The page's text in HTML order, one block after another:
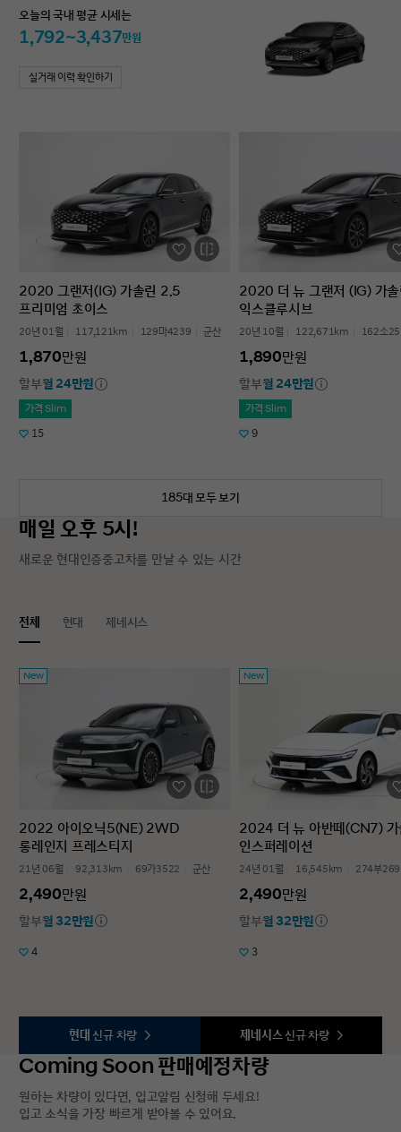
오늘의 국내 평균 시세는
1,792~3,437만원
실거래 이력 확인하기
2020 그랜저(IG) 가솔린 2.5
프리미엄 초이스
20년 01월 117,121km 129마4239 군산
1,870만원
할부월 24만원
가격 Slim
15
2020 더 뉴 그랜저 (IG) 가
익스클루시브
20년 10월 122,671km 162소
1,890만원
할부월 24만원
가격 Slim
9
185대 모두 보기
매일 오후 5시!
새로운 현대인증중고차를 만날 수 있는 시간
전체 현대 제네시스
New
2022 아이오닉5(NE) 2WD
롱레인지 프레스티지
21년 06월 92,313km 69가3522 군산
2,490만원
할부월 32만원
4
New
2024 더 뉴 아반떼(CN7)
인스퍼레이션
24년 01월 16,545km 274부
2,490만원
할부월 32만원
3
현대 신규 차량 제네시스 신규 차량
Coming Soon 판매예정차량
원하는 차량이 있다면, 입고알림 신청해 두세요!
입고 소식을 가장 빠르게 받아볼 수 있어요.